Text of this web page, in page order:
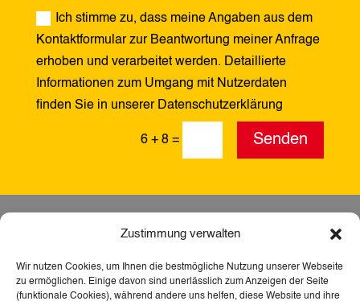
Zustimmung verwalten
Wir nutzen Cookies, um Ihnen die bestmögliche Nutzung unserer Webseite
zu ermöglichen. Einige davon sind unerlässlich zum Anzeigen der Seite
(funktionale Cookies), während andere uns helfen, diese Website und ihre
Ich stimme zu, dass meine Angaben aus dem
Kontaktformular zur Beantwortung meiner Anfrage
erhoben und verarbeitet werden. Detaillierte
Informationen zum Umgang mit Nutzerdaten
finden Sie in unserer Datenschutzerklärung
6 + 8 = Senden